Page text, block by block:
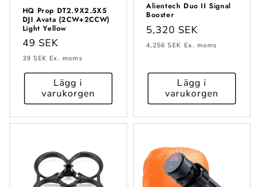
HQ Prop DT2.9X2.5X5
DJI Avata (2CW+2CCW)
Light Yellow
Ordinarie
pris
49 SEK
39 SEK Ex. moms
Lägg i
varukorgen
Alientech Duo II Signal
Booster
Ordinarie
pris
5,320 SEK
4,256 SEK Ex. moms
Lägg i
varukorgen